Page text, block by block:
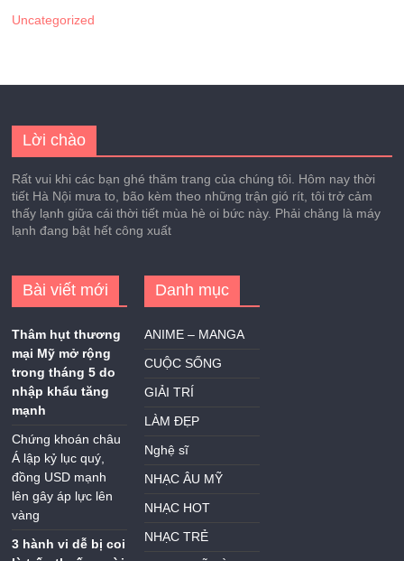
Uncategorized
Lời chào
Rất vui khi các bạn ghé thăm trang của chúng tôi. Hôm nay thời
tiết Hà Nội mưa to, bão kèm theo những trận gió rít, tôi trở cảm
thấy lạnh giữa cái thời tiết mùa hè oi bức này. Phải chăng là máy
lạnh đang bật hết công xuất
Bài viết mới
Thâm hụt thương
mại Mỹ mở rộng
trong tháng 5 do
nhập khẩu tăng
mạnh
Chứng khoán châu
Á lập kỷ lục quý,
đồng USD mạnh
lên gây áp lực lên
vàng
3 hành vi dễ bị coi
Danh mục
ANIME – MANGA
CUỘC SỐNG
GIẢI TRÍ
LÀM ĐẸP
Nghệ sĩ
NHẠC ÂU MỸ
NHẠC HOT
NHẠC TRẺ